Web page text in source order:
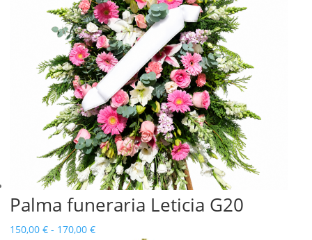
195,00 €
Palma funeraria Leticia G20
150,00 € - 170,00 €Rango